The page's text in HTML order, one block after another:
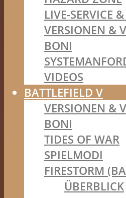
LIVE-SERVICE
VERSIONEN &
BONI
VIDEOS
BATTLEFIELD V
VERSIONEN &
BONI
TIDES OF WAR
SPIELMODI
FIRESTORM
ÜBERBLICK